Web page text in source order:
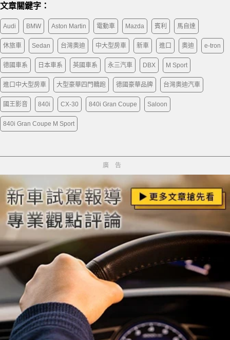
文章關鍵字：
Audi BMW Aston Martin 電動車 Mazda 賓利 馬自達
休旅車 Sedan 台灣奧迪 中大型房車 新車 進口 奧迪 e-tron
德國車系 日本車系 英國車系 永三汽車 DBX M Sport
進口中大型房車 大型豪華四門轎跑 德國豪華品牌 台灣奧迪汽車
國王影音 840i CX-30 840i Gran Coupe Saloon
840i Gran Coupe M Sport
廣告